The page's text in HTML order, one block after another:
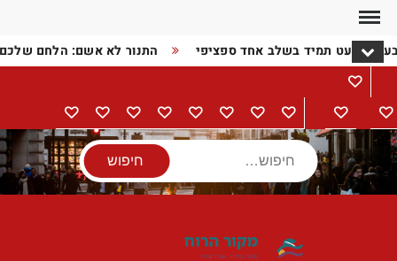
Skip
content
התנור לא אשם: הלחם כמעט תמיד בשלב אחד ספציפי
דף
הבית
מתכונים
בישול הורים
וילדים
מתנותמוצרי
חשמל
טיוליםאודותצור
קשר
מדיניות
פרטיות
הצהרת
נגישות
חיפוש